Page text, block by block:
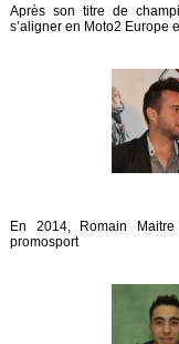
Après son titre de
s’aligner en Moto2 Europe
En 2014, Romain
promosport